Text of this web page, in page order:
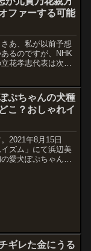
ファーする可能
あ、私が以前予想
るのですが、NHK
花孝志代表は次に
き落としています
議院選挙はN国党
ぷちゃんの犬種
こ？おしゃれイ
2021年8月15日
イズム」にて浜辺美
愛犬ぽぷちゃんが
ギレた金にうる